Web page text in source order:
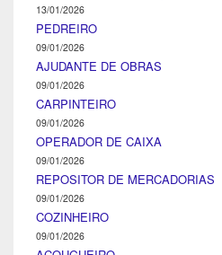
13/01/2026
PEDREIRO
09/01/2026
AJUDANTE DE OBRAS
09/01/2026
CARPINTEIRO
09/01/2026
OPERADOR DE CAIXA
09/01/2026
REPOSITOR DE MERCADORIAS
09/01/2026
COZINHEIRO
09/01/2026